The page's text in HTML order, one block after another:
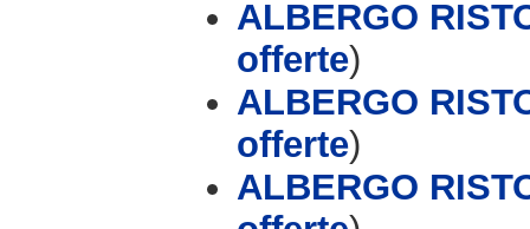
ALBERGO
offerte)
ALBERGO
offerte)
ALBERGO